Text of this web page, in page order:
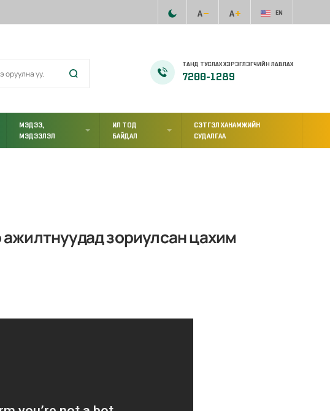
EN
ТАНД ТУСЛАХ ХЭРЭГЛЭГЧИЙН ЛАВЛАХ
7200-1289
МЭДЭЭ,
МЭДЭЭЛЭЛ
ИЛ ТОД
БАЙДАЛ
СЭТГЭЛ ХАНАМЖИЙН
СУДАЛГАА
зориулсан цахим